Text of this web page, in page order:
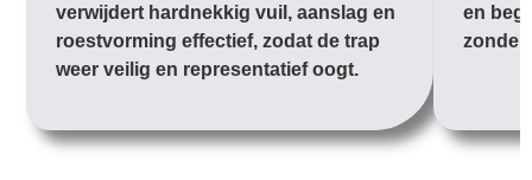
verwijdert hardnekkig vuil, aanslag en
roestvorming effectief, zodat de trap
weer veilig en representatief oogt.
en
zonder